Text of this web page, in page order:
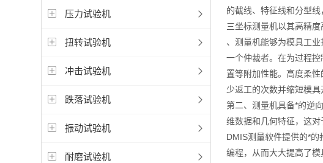
压力试验机
扭转试验机
冲击试验机
跌落试验机
振动试验机
耐磨试验机
的截线、特征线和分型
三坐标测量机以其高精
、测量机能够为模具工
一个仲裁者。在为过程
置等附加性能。高度柔
少返工的次数并缩短模
第二、测量机具备*的逆
维数据和几何特征，这
DMIS测量软件提供的*
编程，从而大大提高了模